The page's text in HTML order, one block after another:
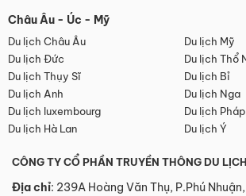
Châu Âu - Úc - Mỹ
Du lịch Châu Âu
Du lịch Mỹ
Du lịch Đức
Du lịch Thổ
Du lịch Thụy Sĩ
Du lịch Bỉ
Du lịch Anh
Du lịch Nga
Du lịch luxembourg
Du lịch Pháp
Du lịch Hà Lan
Du lịch Ý
CÔNG TY CỔ PHẦN TRUYỀN THÔNG DU
Địa chỉ: 239A Hoàng Văn Thụ, P.Phú